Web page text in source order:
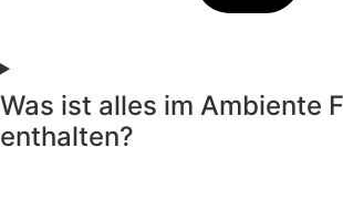
Was ist alles im Ambiente
enthalten?